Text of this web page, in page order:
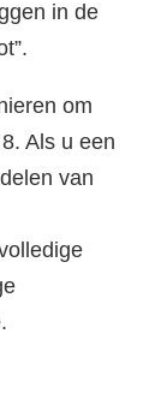
in de
om
Als u een
van